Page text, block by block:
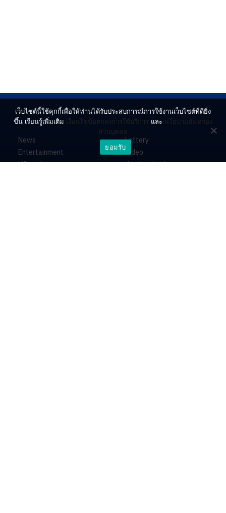
News
Entertainment
Lifestyle
Lottery
Video
ร่วมด้วยช่วยกัน
เว็บไซต์นี้ใช้คุกกี้เพื่อให้ท่านได้รับประสบการณ์การใช้งานเว็บไซต์ที่ดียิ่ง
ขึ้น เรียนรู้เพิ่มเติม เงื่อนไขข้อตกลงการใช้บริการ และ นโยบายคุ้มครอง
ส่วนบุคคล
ยอมรับ